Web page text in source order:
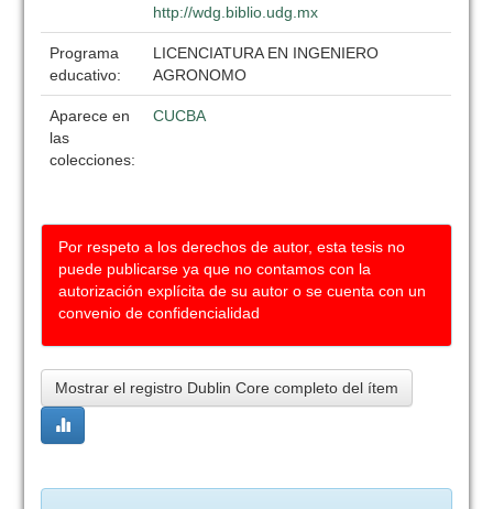
http://wdg.biblio.udg.mx
Programa
educativo:
LICENCIATURA EN INGENIERO
AGRONOMO
Aparece en
las
colecciones:
CUCBA
Por respeto a los derechos de autor, esta tesis no
puede publicarse ya que no contamos con la
autorización explícita de su autor o se cuenta con un
convenio de confidencialidad
Mostrar el registro Dublin Core completo del ítem